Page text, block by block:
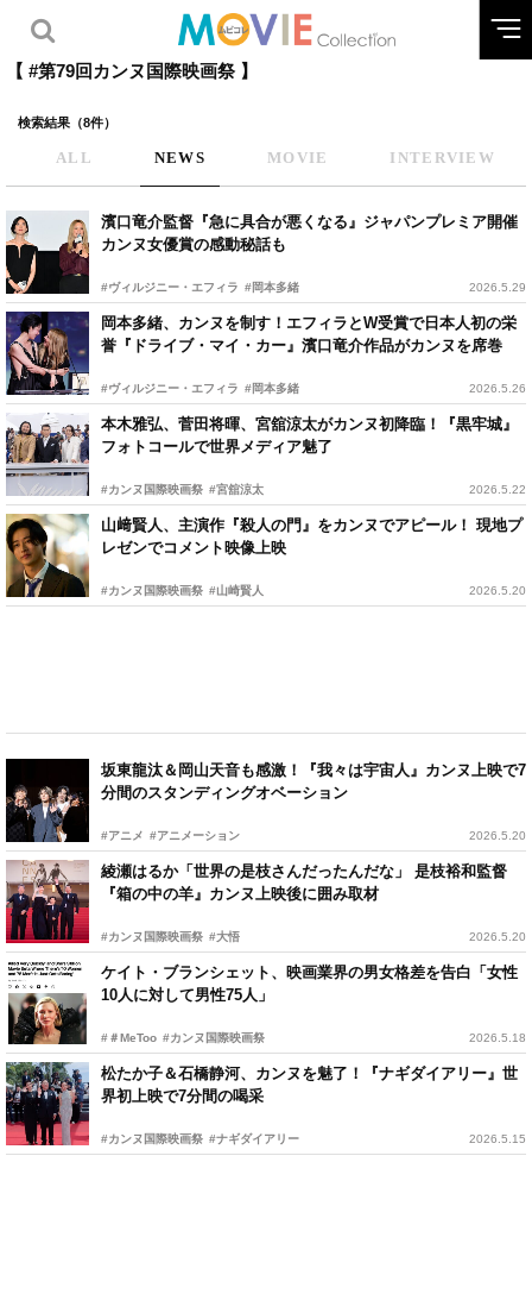
【 #第79回カンヌ国際映画祭 】
検索結果（8件）
ALL NEWS MOVIE INTERVIEW
濱口竜介監督『急に具合が悪くなる』ジャパンプレミア開催
カンヌ女優賞の感動秘話も
#ヴィルジニー・エフィラ #岡本多緒 2026.5.29
岡本多緒、カンヌを制す！エフィラとW受賞で日本人初の栄
誉『ドライブ・マイ・カー』濱口竜介作品がカンヌを席巻
#ヴィルジニー・エフィラ #岡本多緒 2026.5.26
本木雅弘、菅田将暉、宮舘涼太がカンヌ初降臨！『黒牢城』
フォトコールで世界メディア魅了
#カンヌ国際映画祭 #宮舘涼太 2026.5.22
山﨑賢人、主演作『殺人の門』をカンヌでアピール！ 現地プ
レゼンでコメント映像上映
#カンヌ国際映画祭 #山崎賢人 2026.5.20
坂東龍汰＆岡山天音も感激！『我々は宇宙人』カンヌ上映で7
分間のスタンディングオベーション
#アニメ #アニメーション 2026.5.20
綾瀬はるか「世界の是枝さんだったんだな」 是枝裕和監督
『箱の中の羊』カンヌ上映後に囲み取材
#カンヌ国際映画祭 #大悟 2026.5.20
ケイト・ブランシェット、映画業界の男女格差を告白「女性
10人に対して男性75人」
#＃MeToo #カンヌ国際映画祭 2026.5.18
松たか子＆石橋静河、カンヌを魅了！『ナギダイアリー』世
界初上映で7分間の喝采
#カンヌ国際映画祭 #ナギダイアリー 2026.5.15